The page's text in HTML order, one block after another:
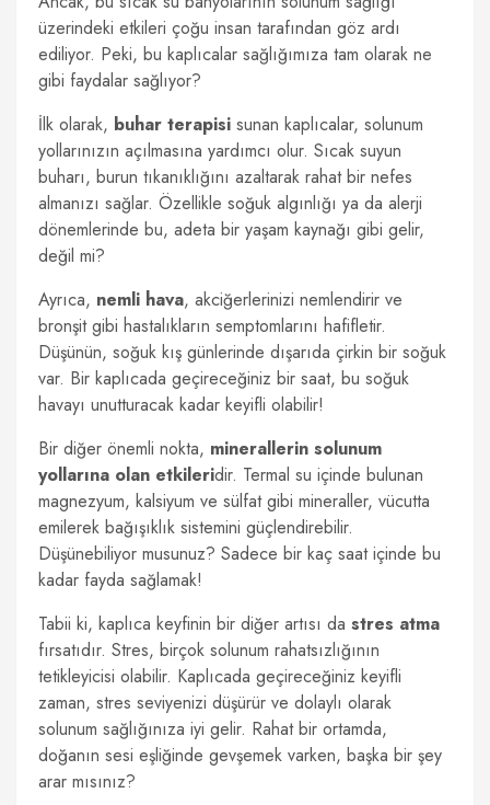
üzerindeki etkileri çoğu insan tarafından göz ardı
ediliyor. Peki, bu kaplıcalar sağlığımıza tam olarak ne
gibi faydalar sağlıyor?
İlk olarak, buhar terapisi sunan kaplıcalar, solunum
yollarınızın açılmasına yardımcı olur. Sıcak suyun
buharı, burun tıkanıklığını azaltarak rahat bir nefes
almanızı sağlar. Özellikle soğuk algınlığı ya da alerji
dönemlerinde bu, adeta bir yaşam kaynağı gibi gelir,
değil mi?
Ayrıca, nemli hava, akciğerlerinizi nemlendirir ve
bronşit gibi hastalıkların semptomlarını hafifletir.
Düşünün, soğuk kış günlerinde dışarıda çirkin bir soğuk
var. Bir kaplıcada geçireceğiniz bir saat, bu soğuk
havayı unutturacak kadar keyifli olabilir!
Bir diğer önemli nokta, minerallerin solunum
yollarına olan etkileridir. Termal su içinde bulunan
magnezyum, kalsiyum ve sülfat gibi mineraller, vücutta
emilerek bağışıklık sistemini güçlendirebilir.
Düşünebiliyor musunuz? Sadece bir kaç saat içinde bu
kadar fayda sağlamak!
Tabii ki, kaplıca keyfinin bir diğer artısı da stres atma
fırsatıdır. Stres, birçok solunum rahatsızlığının
tetikleyicisi olabilir. Kaplıcada geçireceğiniz keyifli
zaman, stres seviyenizi düşürür ve dolaylı olarak
solunum sağlığınıza iyi gelir. Rahat bir ortamda,
doğanın sesi eşliğinde gevşemek varken, başka bir şey
arar mısınız?